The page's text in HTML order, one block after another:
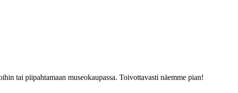
tai piipahtamaan museokaupassa. Toivottavasti näemme pian!